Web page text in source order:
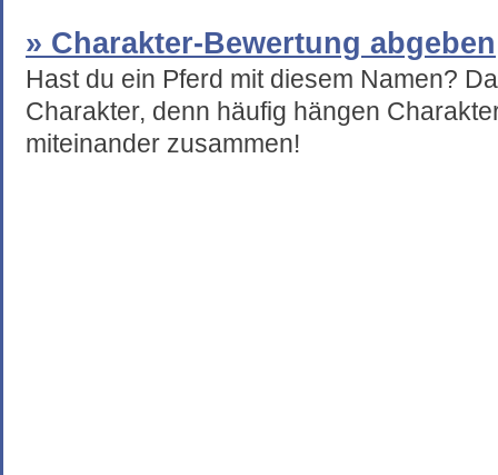
» Charakter-Bewertung abgeben
Hast du ein Pferd mit diesem Namen?
Charakter, denn häufig hängen
miteinander zusammen!